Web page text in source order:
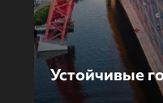
Устойчивые